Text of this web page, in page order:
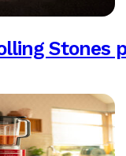
Stones